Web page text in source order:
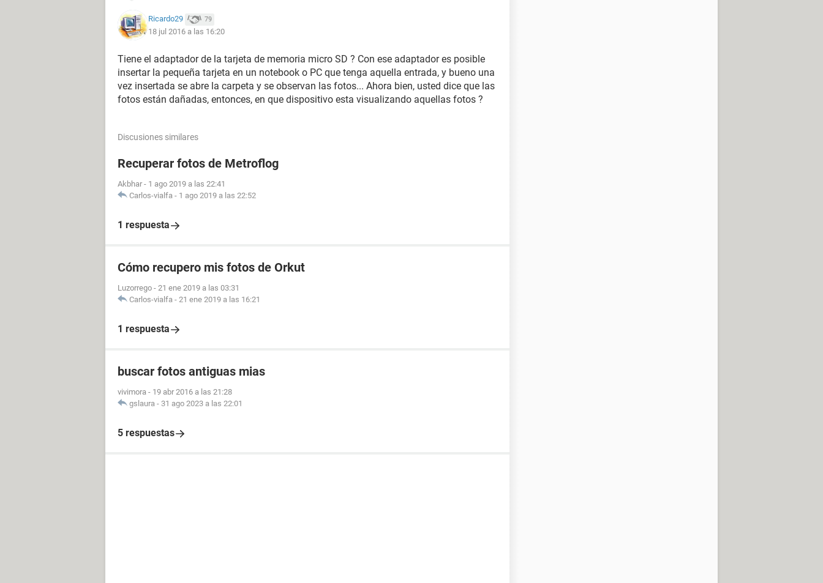
Ricardo29 79
18 jul 2016 a las 16:20
Tiene el adaptador de la tarjeta de memoria micro SD ? Con ese adaptador es posible
insertar la pequeña tarjeta en un notebook o PC que tenga aquella entrada, y bueno una
vez insertada se abre la carpeta y se observan las fotos... Ahora bien, usted dice que las
fotos están dañadas, entonces, en que dispositivo esta visualizando aquellas fotos ?
Discusiones similares
Recuperar fotos de Metroflog
Akbhar - 1 ago 2019 a las 22:41
Carlos-vialfa - 1 ago 2019 a las 22:52
1 respuesta
Cómo recupero mis fotos de Orkut
Luzorrego - 21 ene 2019 a las 03:31
Carlos-vialfa - 21 ene 2019 a las 16:21
1 respuesta
buscar fotos antiguas mias
vivimora - 19 abr 2016 a las 21:28
gslaura - 31 ago 2023 a las 22:01
5 respuestas